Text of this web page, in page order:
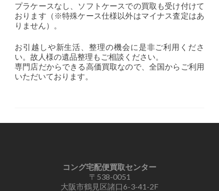
プラケースなし、ソフトケースでの買取も受け付けて
おります（※特殊ケース仕様以外はマイナス査定はあ
りません）。
お引越しや新生活、整理の機会に是非ご利用くださ
い。故人様の遺品整理もご相談ください。
専門店だからできる高価買取なので、全国からご利用
いただいております。
コング宅配便買取センター
〒538-0051
大阪市鶴見区諸口6-3-41-2F